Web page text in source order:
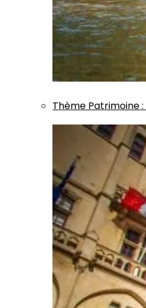
Thème Patrimoine: